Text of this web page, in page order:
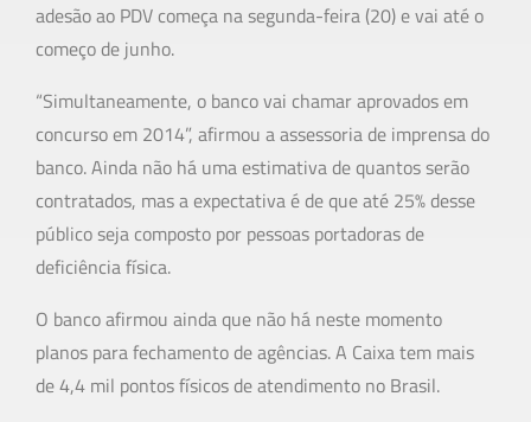
adesão ao PDV começa na segunda-feira (20) e vai até o
começo de junho.
“Simultaneamente, o banco vai chamar aprovados em
concurso em 2014”, afirmou a assessoria de imprensa do
banco. Ainda não há uma estimativa de quantos serão
contratados, mas a expectativa é de que até 25% desse
público seja composto por pessoas portadoras de
deficiência física.
O banco afirmou ainda que não há neste momento
planos para fechamento de agências. A Caixa tem mais
de 4,4 mil pontos físicos de atendimento no Brasil.